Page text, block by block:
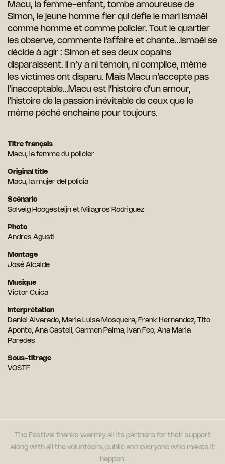
Macu, la femme-enfant, tombe amoureuse de
Simon, le jeune homme fier qui défie le mari Ismaël
comme homme et comme policier. Tout le quartier
les observe, commente l’affaire et chante…Ismaël se
décide à agir : Simon et ses deux copains
disparaissent. Il n’y a ni témoin, ni complice, même
les victimes ont disparu. Mais Macu n’accepte pas
l’inacceptable…Macu est l’histoire d’un amour,
l’histoire de la passion inévitable de ceux que le
même péché enchaîne pour toujours.
Titre français
Macu, la femme du policier
Original title
Macu, la mujer del policia
Scénario
Solveig Hoogesteijn et Milagros Rodriguez
Photo
Andres Agusti
Montage
José Alcalde
Musique
Victor Cuica
Interprétation
Daniel Alvarado, Maria Luisa Mosquera, Frank Hernandez, Tito
Aponte, Ana Castell, Carmen Palma, Ivan Feo, Ana Maria
Paredes
Sous-titrage
VOSTF
The Festival thanks warmly all its partners for their support
along with all the volunteers, public and everyone who makes it
happen.